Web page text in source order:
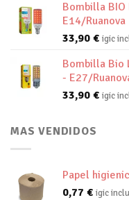
Bombilla BIO
E14/Ruanova
33,90 € igic
Bombilla Bio
- E27/
33,90 € igic
MAS VENDIDOS
Papel
0,77 € igic